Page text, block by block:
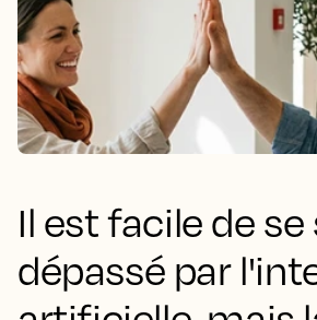
Il est facile de
dépassé par